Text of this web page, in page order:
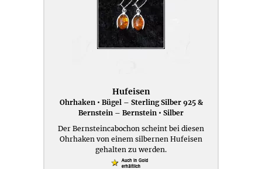
Hufeisen
Ohrhaken • Bügel – Sterling Silber 925 &
Bernstein – Bernstein • Silber
Der Bernsteincabochon scheint bei diesen
Ohrhaken von einem silbernen Hufeisen
gehalten zu werden.